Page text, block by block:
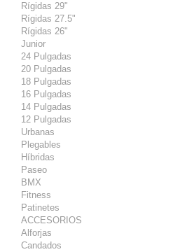
Rígidas 29"
Rígidas 27.5"
Rígidas 26"
Junior
24 Pulgadas
20 Pulgadas
18 Pulgadas
16 Pulgadas
14 Pulgadas
12 Pulgadas
Urbanas
Plegables
Híbridas
Paseo
BMX
Fitness
Patinetes
ACCESORIOS
Alforjas
Candados